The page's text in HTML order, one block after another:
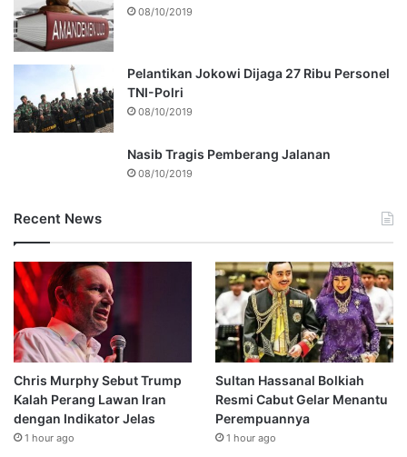
08/10/2019
Pelantikan Jokowi Dijaga 27 Ribu Personel
TNI-Polri
08/10/2019
Nasib Tragis Pemberang Jalanan
08/10/2019
Recent News
Chris Murphy Sebut Trump
Kalah Perang Lawan Iran
dengan Indikator Jelas
1 hour ago
Sultan Hassanal Bolkiah
Resmi Cabut Gelar Menantu
Perempuannya
1 hour ago